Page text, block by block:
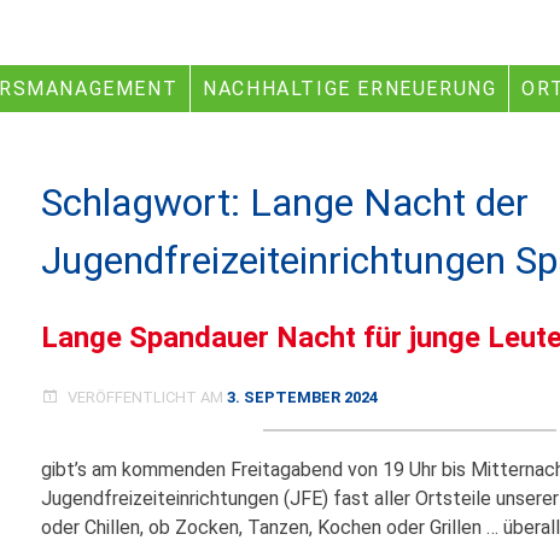
NACHHALTIGE ERNEUERUNG
Schlagwort: Lange Nacht der
Jugendfreizeiteinrichtungen
Lange Spandauer Nacht für junge
VERÖFFENTLICHT AM 3. SEPTEMBER 2024
gibt’s am kommenden Freitagabend von 19 Uhr bis
Jugendfreizeiteinrichtungen (JFE) fast aller Ortsteile
oder Chillen, ob Zocken, Tanzen, Kochen oder Grillen …